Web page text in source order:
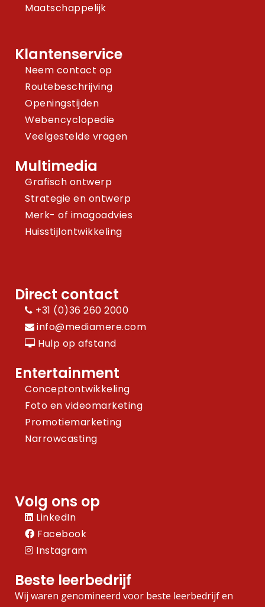
Maatschappelijk
Klantenservice
Neem contact op
Routebeschrijving
Openingstijden
Webencyclopedie
Veelgestelde vragen
Multimedia
Grafisch ontwerp
Strategie en ontwerp
Merk- of imagoadvies
Huisstijlontwikkeling
Direct contact
+31 (0)36 260 2000
info@mediamere.com
Hulp op afstand
Entertainment
Conceptontwikkeling
Foto en videomarketing
Promotiemarketing
Narrowcasting
Volg ons op
LinkedIn
Facebook
Instagram
Beste leerbedrijf
Wij waren genomineerd voor beste leerbedrijf en